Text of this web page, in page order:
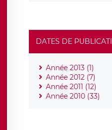
DATES DE
Année 2013 (1)
Année 2012 (7)
Année 2011 (12)
Année 2010 (33)